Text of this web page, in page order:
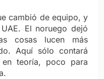
cambió de equipo, y
El noruego dejó
cosas lucen más
Aquí sólo contará
teoría, poco para